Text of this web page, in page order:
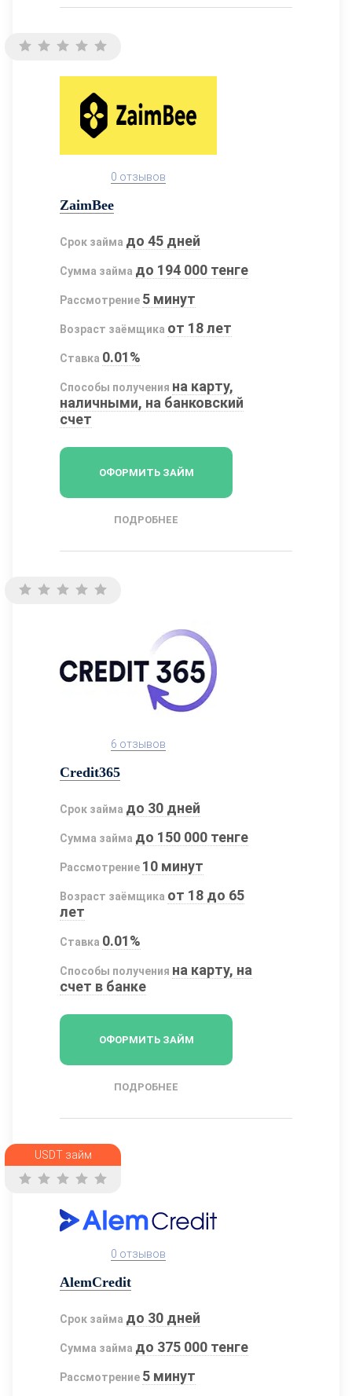
0 отзывов
ZaimBee
Срок займа до 45 дней
Сумма займа до 194 000 тенге
Рассмотрение 5 минут
Возраст заёмщика от 18 лет
Ставка 0.01%
Способы получения на карту,
наличными, на банковский
счет
ОФОРМИТЬ ЗАЙМ
ПОДРОБНЕЕ
6 отзывов
Credit365
Срок займа до 30 дней
Сумма займа до 150 000 тенге
Рассмотрение 10 минут
Возраст заёмщика от 18 до 65
лет
Ставка 0.01%
Способы получения на карту, на
счет в банке
ОФОРМИТЬ ЗАЙМ
ПОДРОБНЕЕ
USDT займ
0 отзывов
AlemCredit
Срок займа до 30 дней
Сумма займа до 375 000 тенге
Рассмотрение 5 минут